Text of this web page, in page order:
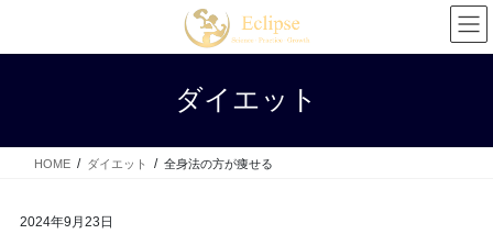
テ
ス
ゲ
ン
ダイエット
HOME ダイエット 全身法の方が痩せる
2024年9月23日